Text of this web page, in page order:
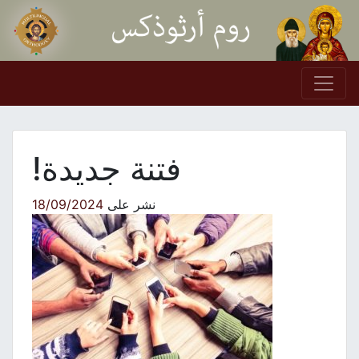
Skip to content
Main Navigation
فتنة جديدة!
نشر على18/09/2024